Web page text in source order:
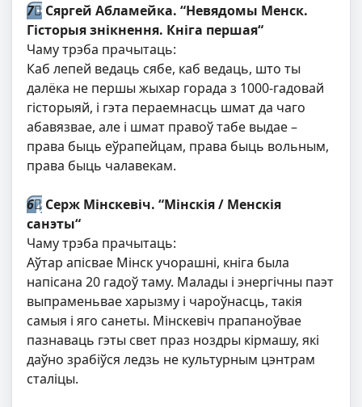
7⃣ Сяргей Абламейка. “Невядомы Менск.
Гісторыя знікнення. Кніга першая“
Чаму трэба прачытаць:
Каб лепей ведаць сябе, каб ведаць, што ты
далёка не першы жыхар горада з 1000-гадовай
гісторыяй, і гэта пераемнасць шмат да чаго
абавязвае, але і шмат правоў табе выдае –
права быць еўрапейцам, права быць вольным,
права быць чалавекам.
6⃣ Серж Мінскевіч. “Мінскія / Менскія
санэты“
Чаму трэба прачытаць:
Аўтар апісвае Мінск учорашні, кніга была
напісана 20 гадоў таму. Малады і энергічны паэт
выпраменьвае харызму і чароўнасць, такія
самыя і яго санеты. Мінскевіч прапаноўвае
пазнаваць гэты свет праз ноздры кірмашу, які
даўно зрабіўся ледзь не культурным цэнтрам
сталіцы.